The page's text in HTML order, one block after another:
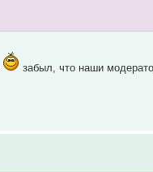
забыл, что наши